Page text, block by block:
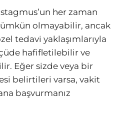
her zaman
olmayabilir, ancak
tedavi yaklaşımlarıyla
hafifletilebilir ve
Eğer sizde veya bir
belirtileri varsa, vakit
başvurmanız